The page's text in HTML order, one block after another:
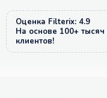
Оценка Filterix: 4.9
На основе 100+
клиентов!